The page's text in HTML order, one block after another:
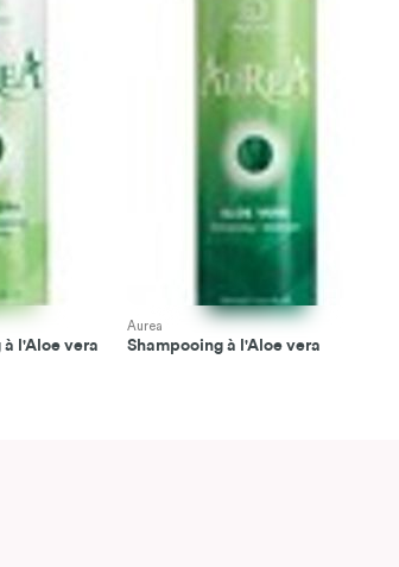
l'Aloe vera
Aurea
Shampooing à l'Aloe vera